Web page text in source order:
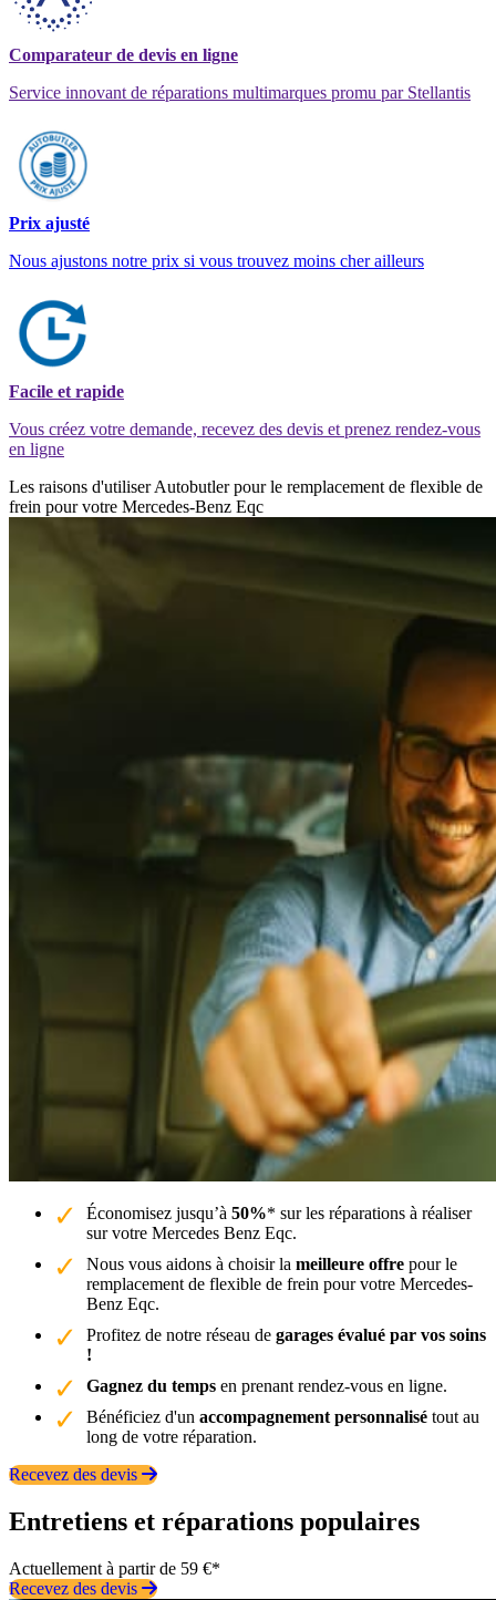
Comparateur de devis en ligne
Service innovant de réparations multimarques promu par Stellantis
Prix ajusté
Nous ajustons notre prix si vous trouvez moins cher ailleurs
Facile et rapide
Vous créez votre demande, recevez des devis et prenez rendez-vous
en ligne
Les raisons d'utiliser Autobutler pour le remplacement de flexible de
frein pour votre Mercedes-Benz Eqc
Économisez jusqu’à 50%* sur les réparations à réaliser
sur votre Mercedes Benz Eqc.
Nous vous aidons à choisir la meilleure offre pour le
remplacement de flexible de frein pour votre Mercedes-
Benz Eqc.
Profitez de notre réseau de garages évalué par vos soins
!
Gagnez du temps en prenant rendez-vous en ligne.
Bénéficiez d'un accompagnement personnalisé tout au
long de votre réparation.
Recevez des devis
Entretiens et réparations populaires
Actuellement à partir de 59 €*
Recevez des devis